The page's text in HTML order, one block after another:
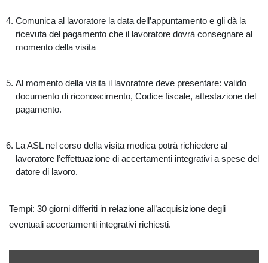
Comunica al lavoratore la data dell’appuntamento e gli dà la
ricevuta del pagamento che il lavoratore dovrà consegnare al
momento della visita
Al momento della visita il lavoratore deve presentare: valido
documento di riconoscimento, Codice fiscale, attestazione del
pagamento.
La ASL nel corso della visita medica potrà richiedere al
lavoratore l’effettuazione di accertamenti integrativi a spese del
datore di lavoro.
Tempi: 30 giorni differiti in relazione all’acquisizione degli
eventuali accertamenti integrativi richiesti.